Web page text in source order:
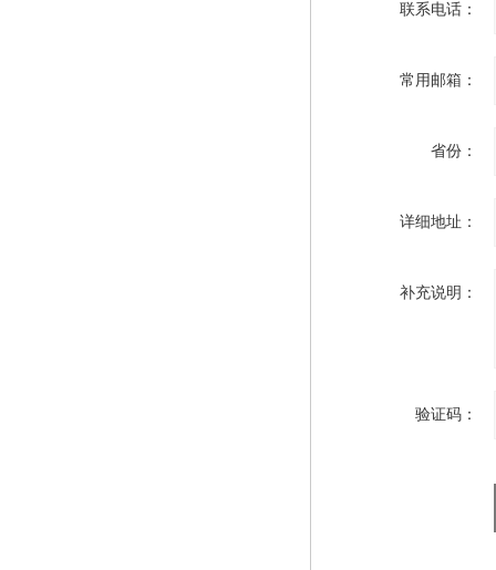
联系电话：
常用邮箱：
省份：
详细地址：
补充说明：
验证码：